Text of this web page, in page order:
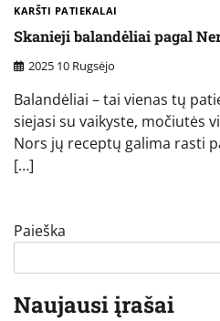
KARŠTI PATIEKALAI
Skanieji balandėliai pagal
2025 10 Rugsėjo
Balandėliai – tai vienas tų
siejasi su vaikyste, močiutės
Nors jų receptų galima rasti
[…]
Paieška
Naujausi įrašai